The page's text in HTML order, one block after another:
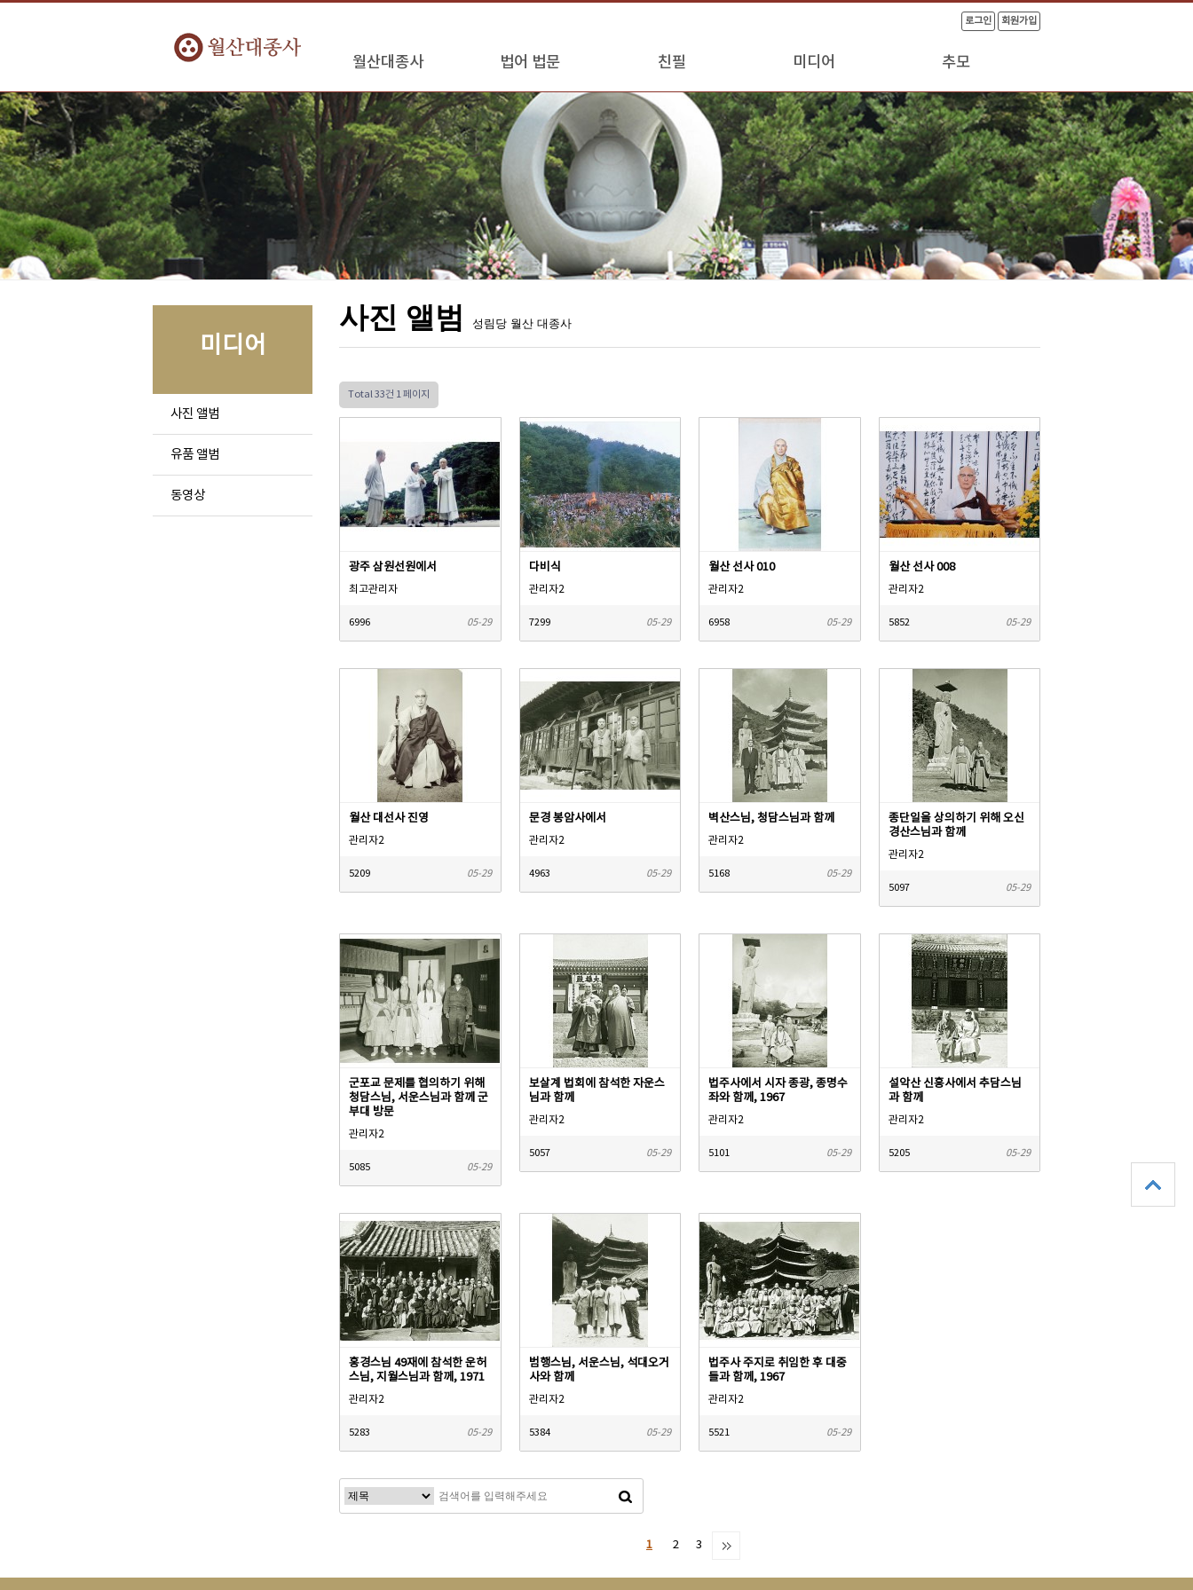
월산대종사 법어 법문 친필 미디어 추모
로그인 회원가입
미디어
사진 앨범
유품 앨범
동영상
사진 앨범 성림당 월산 대종사
Total 33건 1 페이지
광주 삼원선원에서
최고관리자
6996 05-29
다비식
관리자2
7299 05-29
월산 선사 010
관리자2
6958 05-29
월산 선사 008
관리자2
5852 05-29
월산 대선사 진영
관리자2
5209 05-29
문경 봉암사에서
관리자2
4963 05-29
벽산스님, 청담스님과 함께
관리자2
5168 05-29
종단일을 상의하기 위해 오신
경산스님과 함께
관리자2
5097 05-29
군포교 문제를 협의하기 위해
청담스님, 서운스님과 함께 군
부대 방문
관리자2
5085 05-29
보살계 법회에 참석한 자운스
님과 함께
관리자2
5057 05-29
법주사에서 시자 종광, 종명수
좌와 함께, 1967
관리자2
5101 05-29
설악산 신흥사에서 추담스님
과 함께
관리자2
5205 05-29
홍경스님 49재에 참석한 운허
스님, 지월스님과 함께, 1971
관리자2
5283 05-29
범행스님, 서운스님, 석대오거
사와 함께
관리자2
5384 05-29
법주사 주지로 취임한 후 대중
들과 함께, 1967
관리자2
5521 05-29
1 2 3